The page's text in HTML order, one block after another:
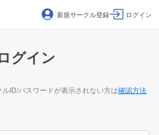
新規サークル登録 ログイン
グイン
ID/パスワードが表示されない方は確認方法